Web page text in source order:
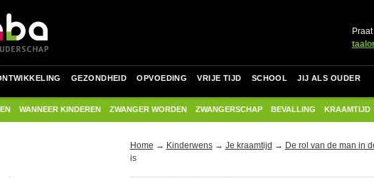
GEZONDHEID OPVOEDING VRIJE TIJD SCHOOL
JIJ ALS OUDER
WANNEER KINDEREN ZWANGER WORDEN ZWANGERSCHAP BEVALLING KRAAMTIJD
Home → Kinderwens→ Je kraamtijd → De rol van de man in
is